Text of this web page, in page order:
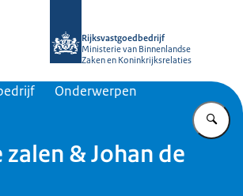
Rijksvastgoedbedrijf
Ministerie van Binnenlandse
Zaken en Koninkrijksrelaties
Onderwerpen
& Johan de